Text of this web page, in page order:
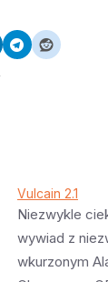
Vulcain 2.1
Niezwykle
wywiad z
wkurzonym